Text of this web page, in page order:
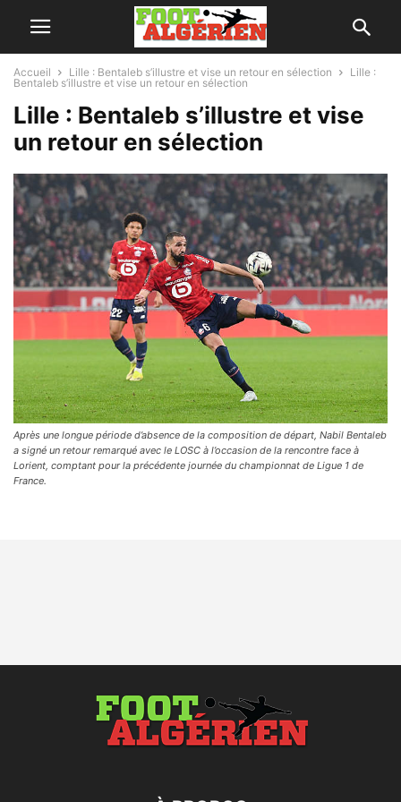
Accueil Lille : Bentaleb s’illustre et vise un retour en sélection
Lille :
Bentaleb s’illustre et vise un retour en sélection
Lille : Bentaleb s’illustre et vise
un retour en sélection
Après une longue période d’absence de la composition de départ, Nabil Bentaleb
a signé un retour remarqué avec le LOSC à l’occasion de la rencontre face à
Lorient, comptant pour la précédente journée du championnat de Ligue 1 de
France.